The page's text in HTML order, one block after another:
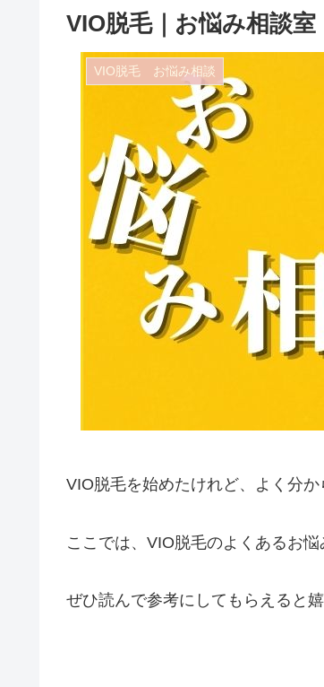
VIO脱毛｜お悩み相談室
VIO脱毛 お悩み相談
VIO脱毛を始めたけれど、よく分か
ここでは、VIO脱毛のよくあるお
ぜひ読んで参考にしてもらえると嬉